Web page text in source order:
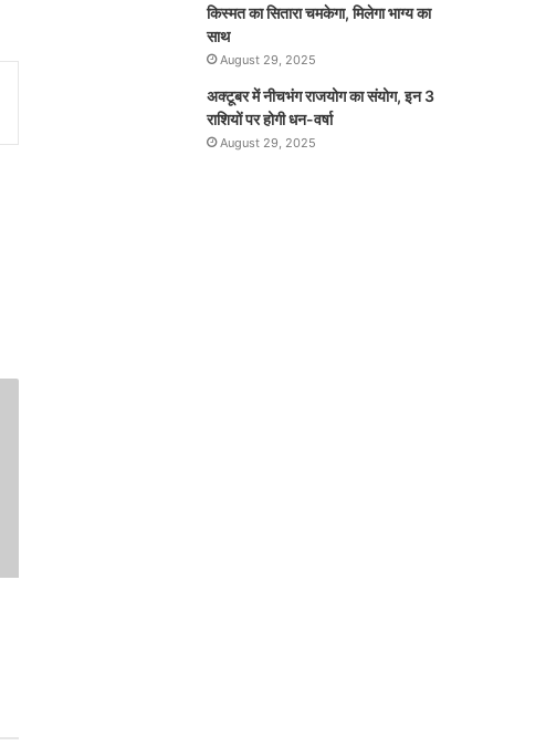
किस्मत का सितारा चमकेगा, मिलेगा भाग्य का
साथ
August 29, 2025
अक्टूबर में नीचभंग राजयोग का संयोग, इन 3
राशियों पर होगी धन-वर्षा
August 29, 2025